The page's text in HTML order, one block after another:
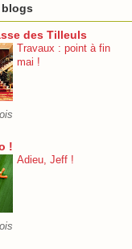
blogs
des Tilleuls
Travaux : point à fin
mai !
!
Adieu, Jeff !